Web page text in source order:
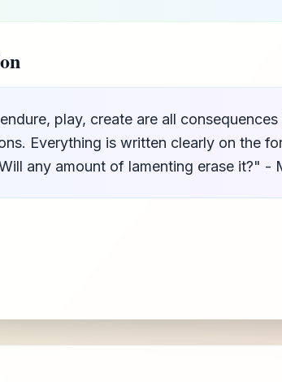
play, create are all
Everything is written clearly on the
any amount of lamenting erase it?" -